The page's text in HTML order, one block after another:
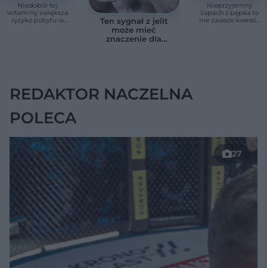
Niedobór tej
witaminy zwiększa
ryzyko pobytu w
Ten sygnał z jelit
może mieć
znaczenie dla
Nieprzyjemny
zapach z pępka to
nie zawsze kwestia
REDAKTOR NACZELNA
POLECA
27